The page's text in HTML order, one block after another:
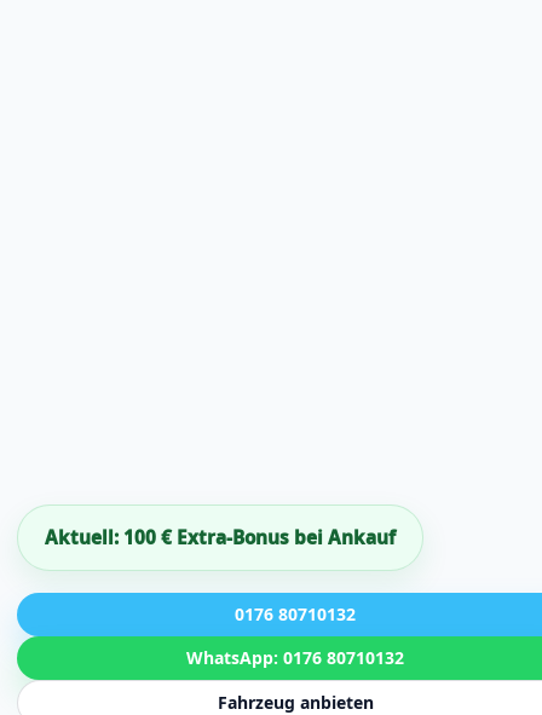
Aktuell: 100 € Extra-Bonus bei Ankauf
0176 80710132
WhatsApp: 0176 80710132
Fahrzeug anbieten